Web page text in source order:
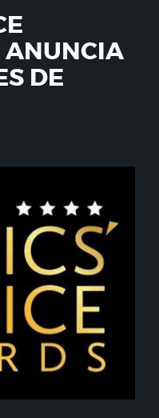
ANUNCIA
DE